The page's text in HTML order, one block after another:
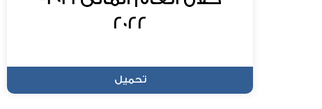
2022
تحميل